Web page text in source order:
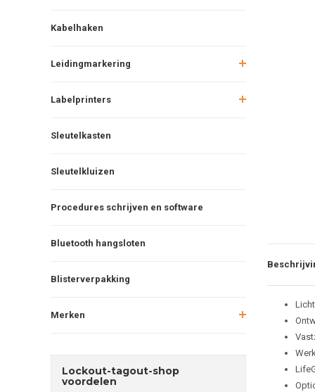
Kabelhaken
Leidingmarkering
Labelprinters
Sleutelkasten
Sleutelkluizen
Procedures schrijven en software
Bluetooth hangsloten
Blisterverpakking
Merken
Lockout-tagout-shop
voordelen